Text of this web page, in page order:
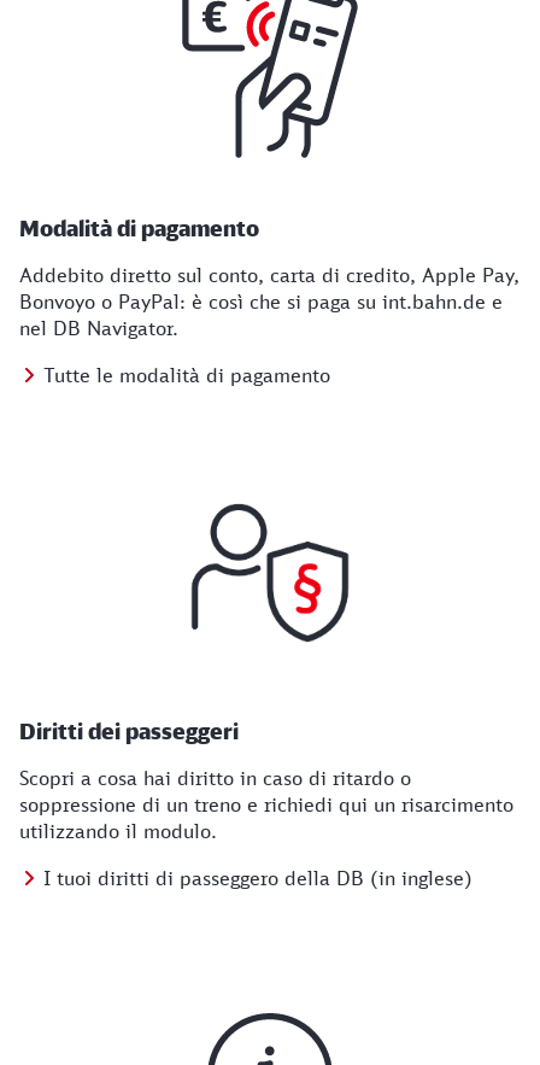
Modalità di pagamento
Addebito diretto sul conto, carta di credito, Apple Pay,
Bonvoyo o PayPal: è così che si paga su int.bahn.de e
nel DB Navigator.
Tutte le modalità di pagamento
Diritti dei passeggeri
Scopri a cosa hai diritto in caso di ritardo o
soppressione di un treno e richiedi qui un risarcimento
utilizzando il modulo.
I tuoi diritti di passeggero della DB (in inglese)